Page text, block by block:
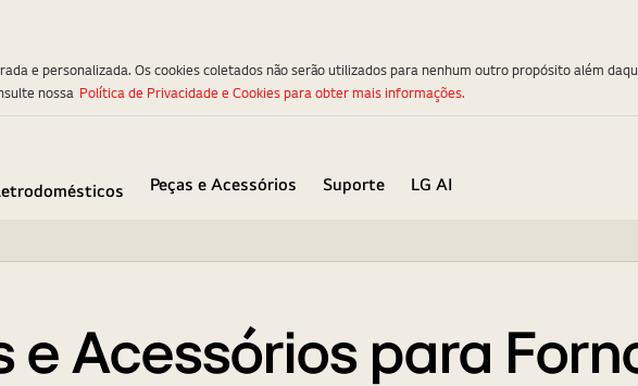
Peças e Acessórios Suporte
LG AI
e Acessórios para
e personalizada. Os cookies coletados não serão utilizados para nenhum outro propósito além
nossa Política de Privacidade e Cookies para obter mais informações.